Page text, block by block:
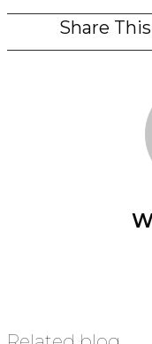
Share